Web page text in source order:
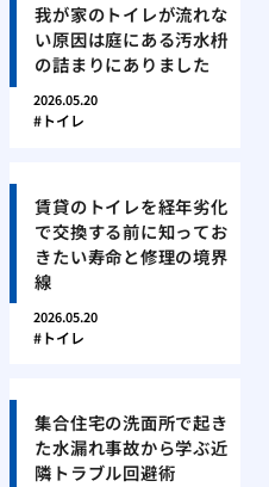
我が家のトイレが流れな
い原因は庭にある汚水枡
の詰まりにありました
2026.05.20
トイレ
賃貸のトイレを経年劣化
で交換する前に知ってお
きたい寿命と修理の境界
線
2026.05.20
トイレ
集合住宅の洗面所で起き
た水漏れ事故から学ぶ近
隣トラブル回避術